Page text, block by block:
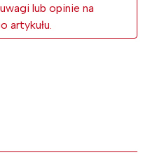
lub opinie na
artykułu.